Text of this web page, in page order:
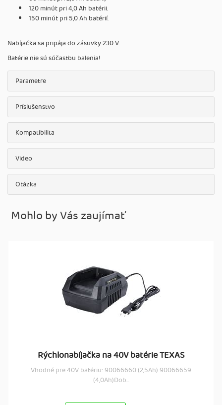
120 minút pri 4,0 Ah batérii.
150 minút pri 5,0 Ah batérií.
Nabíjačka sa pripája do zásuvky 230 V.
Batérie nie sú súčasťou balenia!
Parametre
Príslušenstvo
Kompatibilita
Video
Otázka
Mohlo by Vás zaujímať
Rýchlonabíjačka na 40V batérie TEXAS
Vhodné pre 40V batériu: 90066660 (2,5Ah) 90066659
(4,0Ah)Dob...